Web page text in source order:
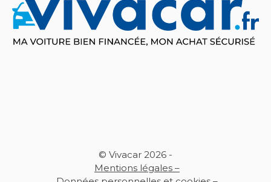
© Vivacar 2026 -
Mentions légales –